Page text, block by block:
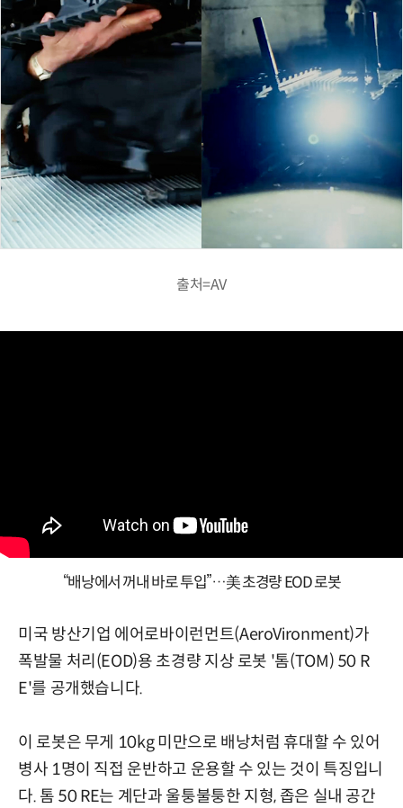
출처=AV
“배낭에서 꺼내 바로 투입”…美 초경량 EOD 로봇
미국 방산기업 에어로바이런먼트(AeroVironment)가
폭발물 처리(EOD)용 초경량 지상 로봇 '톰(TOM) 50 R
E'를 공개했습니다.
이 로봇은 무게 10kg 미만으로 배낭처럼 휴대할 수 있어
병사 1명이 직접 운반하고 운용할 수 있는 것이 특징입니
다. 톰 50 RE는 계단과 울퉁불퉁한 지형, 좁은 실내 공간